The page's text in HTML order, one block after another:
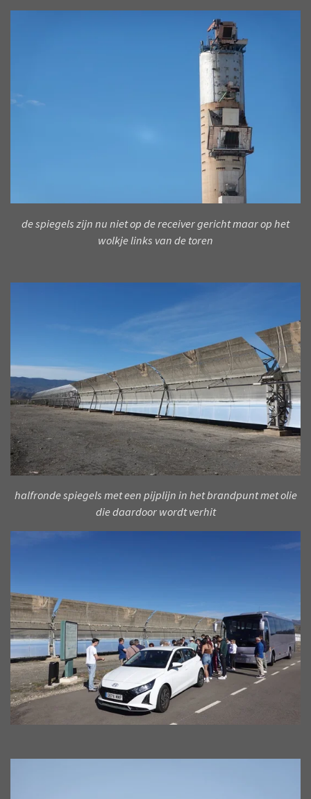
de spiegels zijn nu niet op de receiver gericht maar op het
wolkje links van de toren
halfronde spiegels met een pijplijn in het brandpunt met olie
die daardoor wordt verhit